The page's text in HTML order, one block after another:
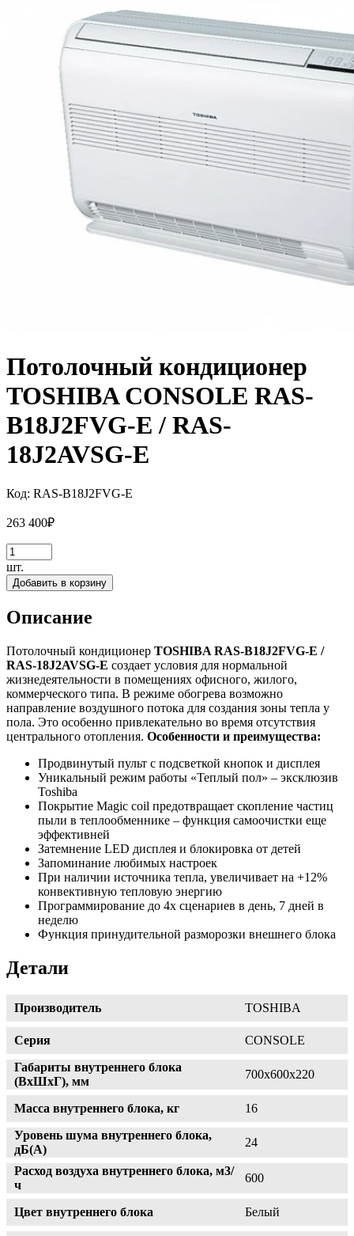
Потолочный кондиционер
TOSHIBA CONSOLE RAS-
B18J2FVG-E / RAS-
18J2AVSG-E
Код: RAS-B18J2FVG-E
263 400₽
шт.
Добавить в корзину
Описание
Потолочный кондиционер TOSHIBA RAS-B18J2FVG-E /
RAS-18J2AVSG-E создает условия для нормальной
жизнедеятельности в помещениях офисного, жилого,
коммерческого типа. В режиме обогрева возможно
направление воздушного потока для создания зоны тепла у
пола. Это особенно привлекательно во время отсутствия
центрального отопления. Особенности и преимущества:
Продвинутый пульт с подсветкой кнопок и дисплея
Уникальный режим работы «Теплый пол» – эксклюзив
Toshiba
Покрытие Magic coil предотвращает скопление частиц
пыли в теплообменнике – функция самоочистки еще
эффективней
Затемнение LED дисплея и блокировка от детей
Запоминание любимых настроек
При наличии источника тепла, увеличивает на +12%
конвективную тепловую энергию
Программирование до 4х сценариев в день, 7 дней в
неделю
Функция принудительной разморозки внешнего блока
Детали
Производитель TOSHIBA
Серия
CONSOLE
Габариты внутреннего блока
(ВхШхГ), мм
700х600х220
Масса внутреннего блока, кг
16
Уровень шума внутреннего блока,
дБ(А)
24
Расход воздуха внутреннего блока, м3/
ч
600
Цвет внутреннего блока Белый